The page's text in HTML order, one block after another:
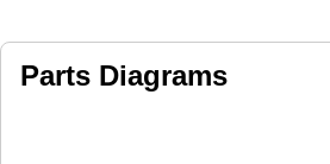
Parts Diagrams